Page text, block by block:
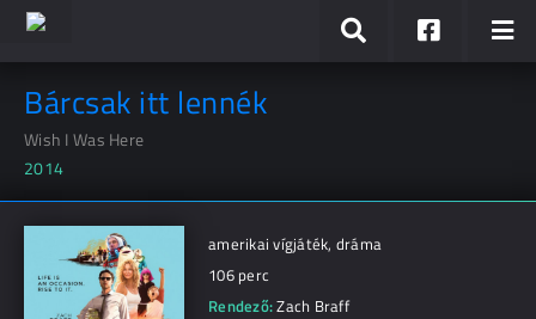
Bárcsak itt lennék
Wish I Was Here
2014
amerikai vígjáték, dráma
106 perc
Rendező:Zach Braff